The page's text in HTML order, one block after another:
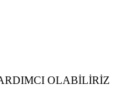
OLABİLİRİZ